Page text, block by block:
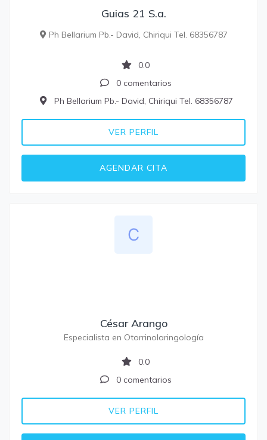
Guias 21 S.a.
Ph Bellarium Pb.- David, Chiriqui Tel. 68356787
0.0
0 comentarios
Ph Bellarium Pb.- David, Chiriqui Tel. 68356787
VER PERFIL
AGENDAR CITA
César Arango
Especialista en Otorrinolaringología
0.0
0 comentarios
VER PERFIL